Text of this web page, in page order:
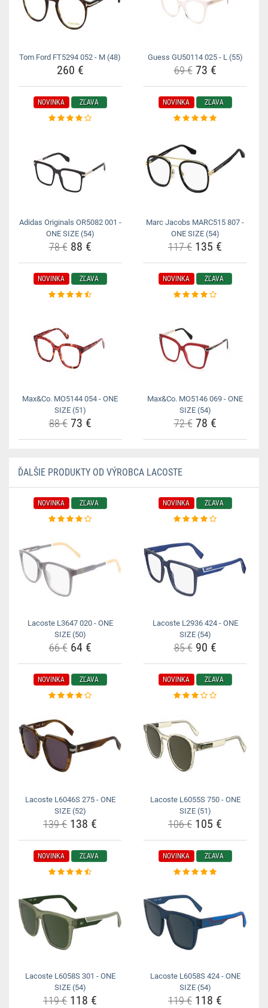
Tom Ford FT5294 052 - M (48)
260 €
Guess GU50114 025 - L (55)
69 €73 €
NOVINKA ZĽAVA
Adidas Originals OR5082 001 -
ONE SIZE (54)
78 €88 €
NOVINKA ZĽAVA
Marc Jacobs MARC515 807 -
ONE SIZE (54)
117 € 135 €
NOVINKA ZĽAVA
Max&Co. MO5144 054 - ONE
SIZE (51)
88 €73 €
NOVINKA ZĽAVA
Max&Co. MO5146 069 - ONE
SIZE (54)
72 €78 €
ĎALŠIE PRODUKTY OD VÝROBCA LACOSTE
NOVINKA ZĽAVA
Lacoste L3647 020 - ONE
SIZE (50)
66 €64 €
NOVINKA ZĽAVA
Lacoste L2936 424 - ONE
SIZE (54)
85 €90 €
NOVINKA ZĽAVA
Lacoste L6046S 275 - ONE
SIZE (52)
139 € 138 €
NOVINKA ZĽAVA
Lacoste L6055S 750 - ONE
SIZE (51)
106 € 105 €
NOVINKA ZĽAVA
Lacoste L6058S 301 - ONE
SIZE (54)
119 € 118 €
NOVINKA ZĽAVA
Lacoste L6058S 424 - ONE
SIZE (54)
119 € 118 €